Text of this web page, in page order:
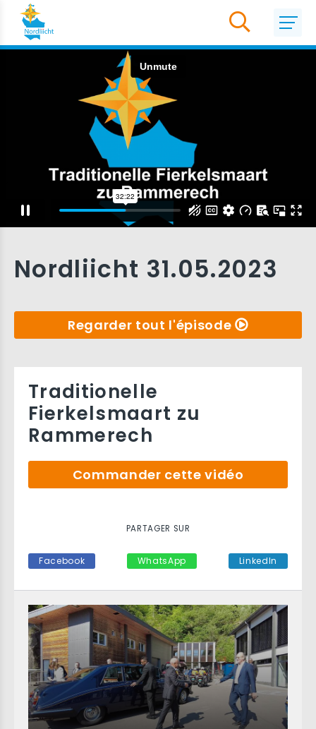
Nordliicht 31.05.2023
Regarder tout l'épisode
Traditionelle
Fierkelsmaart zu
Rammerech
Commander cette vidéo
PARTAGER SUR
Facebook WhatsApp LinkedIn